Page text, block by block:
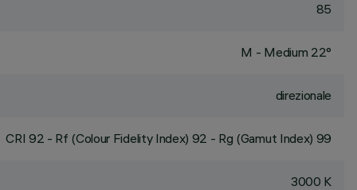
85
M - Medium 22°
direzionale
CRI 92 - Rf (Colour Fidelity Index) 92 - Rg (Gamut Index) 99
3000 K